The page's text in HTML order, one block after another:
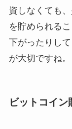
資しなくても
を貯められる
下がったりし
が大切ですね。
ビットコイ